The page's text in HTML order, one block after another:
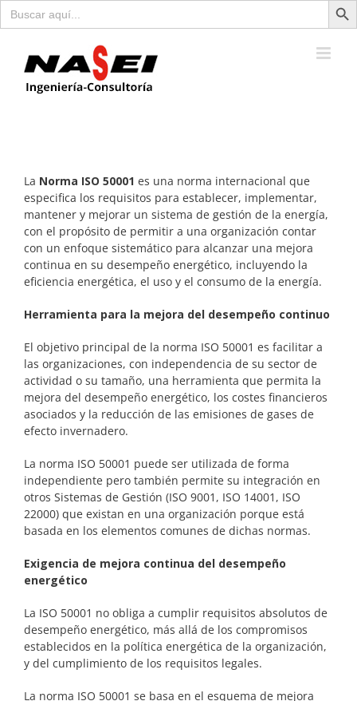
Buscar:
contenido
La Norma ISO 50001 es una norma internacional que
especifica los requisitos para establecer, implementar,
mantener y mejorar un sistema de gestión de la energía,
con el propósito de permitir a una organización contar
con un enfoque sistemático para alcanzar una mejora
continua en su desempeño energético, incluyendo la
eficiencia energética, el uso y el consumo de la energía.
Herramienta para la mejora del desempeño continuo
El objetivo principal de la norma ISO 50001 es facilitar a
las organizaciones, con independencia de su sector de
actividad o su tamaño, una herramienta que permita la
mejora del desempeño energético, los costes financieros
asociados y la reducción de las emisiones de gases de
efecto invernadero.
La norma ISO 50001 puede ser utilizada de forma
independiente pero también permite su integración en
otros Sistemas de Gestión (ISO 9001, ISO 14001, ISO
22000) que existan en una organización porque está
basada en los elementos comunes de dichas normas.
Exigencia de mejora continua del desempeño
energético
La ISO 50001 no obliga a cumplir requisitos absolutos de
desempeño energético, más allá de los compromisos
establecidos en la política energética de la organización,
y del cumplimiento de los requisitos legales.
La norma ISO 50001 se basa en el esquema de mejora